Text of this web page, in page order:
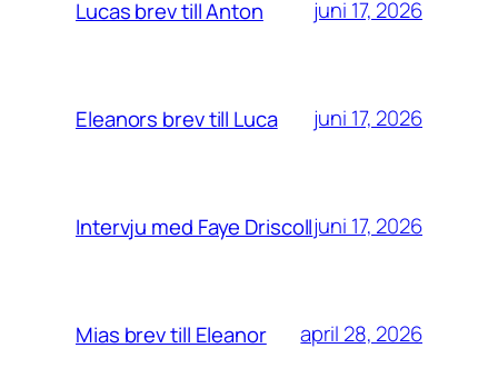
Lucas brev till Anton juni 17, 2026
Eleanors brev till Luca juni 17, 2026
Intervju med Faye Driscolljuni 17, 2026
Mias brev till Eleanor april 28, 2026